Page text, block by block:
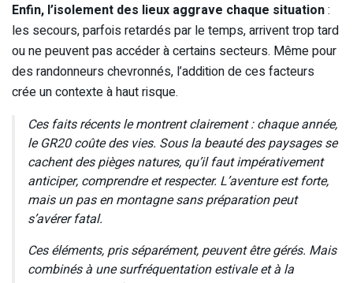
Enfin, l’isolement des lieux aggrave chaque situation:
les secours, parfois retardés par le temps, arrivent trop tard
ou ne peuvent pas accéder à certains secteurs. Même pour
des randonneurs chevronnés, l’addition de ces facteurs
crée un contexte à haut risque.
Ces faits récents le montrent clairement : chaque année,
le GR20 coûte des vies. Sous la beauté des paysages se
cachent des pièges natures, qu’il faut impérativement
anticiper, comprendre et respecter. L’aventure est forte,
mais un pas en montagne sans préparation peut
s’avérer fatal.
Ces éléments, pris séparément, peuvent être gérés. Mais
combinés à une surfréquentation estivale et à la